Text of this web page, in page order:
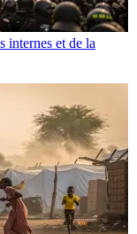
internes et de la